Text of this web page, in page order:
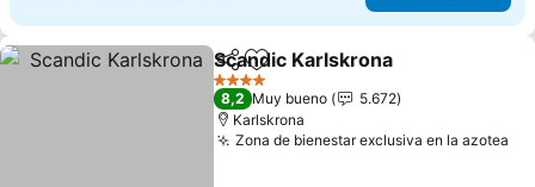
CompartirAgregar a favoritos
Scandic Karlskrona
4 Estrellas
8,2 Muy bueno
5.672
Karlskrona
Zona de bienestar exclusiva en la azotea